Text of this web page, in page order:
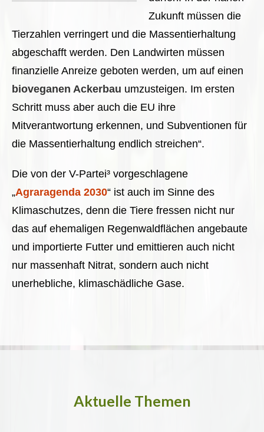
Zukunft müssen die
Tierzahlen verringert und die Massentierhaltung
abgeschafft werden. Den Landwirten müssen
finanzielle Anreize geboten werden, um auf einen
bioveganen Ackerbau umzusteigen. Im ersten
Schritt muss aber auch die EU ihre
Mitverantwortung erkennen, und Subventionen für
die Massentierhaltung endlich streichen“.
Die von der V-Partei³ vorgeschlagene
„Agraragenda 2030“ ist auch im Sinne des
Klimaschutzes, denn die Tiere fressen nicht nur
das auf ehemaligen Regenwaldflächen angebaute
und importierte Futter und emittieren auch nicht
nur massenhaft Nitrat, sondern auch nicht
unerhebliche, klimaschädliche Gase.
Aktuelle Themen